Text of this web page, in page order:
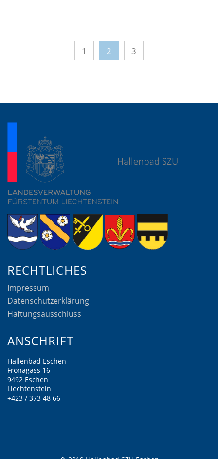
1 2 3
RECHTLICHES
Impressum
Datenschutzerklärung
Haftungsausschluss
ANSCHRIFT
Hallenbad Eschen
Fronagass 16
9492 Eschen
Liechtenstein
+423 / 373 48 66